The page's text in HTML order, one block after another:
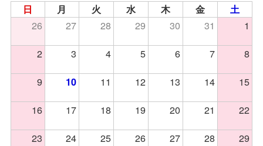
日 月 火 水 木 金 土
26 27 28 29 30 31
1
2
3 4 5 6 7
8
9
10 11 12 13 14
15
16
17 18 19 20 21
22
23
24 25 26 27 28
29